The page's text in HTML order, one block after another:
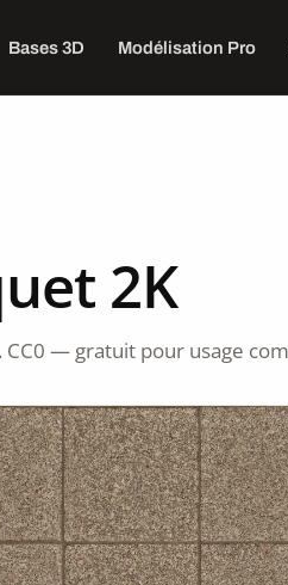
Bases 3D Modélisation Pro
2K
CC0 — gratuit pour usage